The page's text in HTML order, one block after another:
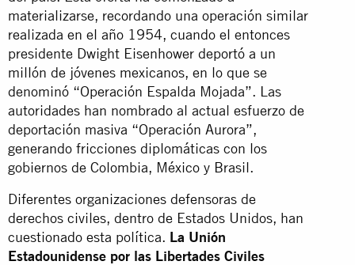
materializarse, recordando una operación similar
realizada en el año 1954, cuando el entonces
presidente Dwight Eisenhower deportó a un
millón de jóvenes mexicanos, en lo que se
denominó “Operación Espalda Mojada”. Las
autoridades han nombrado al actual esfuerzo de
deportación masiva “Operación Aurora”,
generando fricciones diplomáticas con los
gobiernos de Colombia, México y Brasil.
Diferentes organizaciones defensoras de
derechos civiles, dentro de Estados Unidos, han
cuestionado esta política. La Unión
Estadounidense por las Libertades Civiles